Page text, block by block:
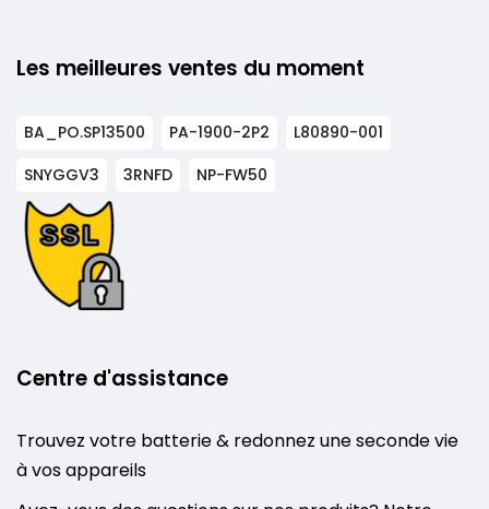
Les meilleures ventes du moment
BA_PO.SP13500 PA-1900-2P2
L80890-001
SNYGGV3
3RNFD NP-FW50
Centre d'assistance
Trouvez votre batterie & redonnez une seconde vie
à vos appareils